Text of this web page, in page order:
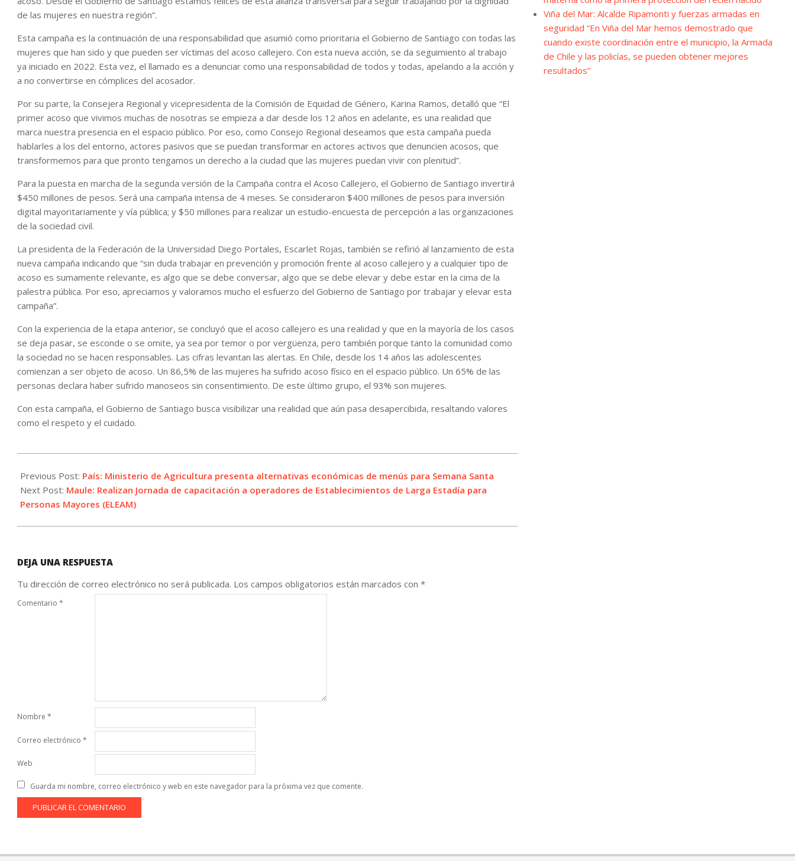
de las mujeres en nuestra región”.
Esta campaña es la continuación de una responsabilidad que asumió como prioritaria el Gobierno de Santiago con todas las
mujeres que han sido y que pueden ser víctimas del acoso callejero. Con esta nueva acción, se da seguimiento al trabajo
ya iniciado en 2022. Esta vez, el llamado es a denunciar como una responsabilidad de todos y todas, apelando a la acción y
a no convertirse en cómplices del acosador.
Por su parte, la Consejera Regional y vicepresidenta de la Comisión de Equidad de Género, Karina Ramos, detalló que “El
primer acoso que vivimos muchas de nosotras se empieza a dar desde los 12 años en adelante, es una realidad que
marca nuestra presencia en el espacio público. Por eso, como Consejo Regional deseamos que esta campaña pueda
hablarles a los del entorno, actores pasivos que se puedan transformar en actores activos que denuncien acosos, que
transformemos para que pronto tengamos un derecho a la ciudad que las mujeres puedan vivir con plenitud”.
Para la puesta en marcha de la segunda versión de la Campaña contra el Acoso Callejero, el Gobierno de Santiago invertirá
$450 millones de pesos. Será una campaña intensa de 4 meses. Se consideraron $400 millones de pesos para inversión
digital mayoritariamente y vía pública; y $50 millones para realizar un estudio-encuesta de percepción a las organizaciones
de la sociedad civil.
La presidenta de la Federación de la Universidad Diego Portales, Escarlet Rojas, también se refirió al lanzamiento de esta
nueva campaña indicando que “sin duda trabajar en prevención y promoción frente al acoso callejero y a cualquier tipo de
acoso es sumamente relevante, es algo que se debe conversar, algo que se debe elevar y debe estar en la cima de la
palestra pública. Por eso, apreciamos y valoramos mucho el esfuerzo del Gobierno de Santiago por trabajar y elevar esta
campaña”.
Con la experiencia de la etapa anterior, se concluyó que el acoso callejero es una realidad y que en la mayoría de los casos
se deja pasar, se esconde o se omite, ya sea por temor o por vergüenza, pero también porque tanto la comunidad como
la sociedad no se hacen responsables. Las cifras levantan las alertas. En Chile, desde los 14 años las adolescentes
comienzan a ser objeto de acoso. Un 86,5% de las mujeres ha sufrido acoso físico en el espacio público. Un 65% de las
personas declara haber sufrido manoseos sin consentimiento. De este último grupo, el 93% son mujeres.
Con esta campaña, el Gobierno de Santiago busca visibilizar una realidad que aún pasa desapercibida, resaltando valores
como el respeto y el cuidado.
03-
25
Previous Post: País: Ministerio de Agricultura presenta alternativas económicas de menús para Semana Santa
Next Post: Maule: Realizan Jornada de capacitación a operadores de Establecimientos de Larga Estadía para
Personas Mayores (ELEAM)
DEJA UNA RESPUESTA
Tu dirección de correo electrónico no será publicada. Los campos obligatorios están marcados con *
Comentario *
Nombre *
Correo electrónico *
Web
Guarda mi nombre, correo electrónico y web en este navegador para la próxima vez que comente.
Viña del Mar: Alcalde Ripamonti y fuerzas armadas en
seguridad “En Viña del Mar hemos demostrado que
cuando existe coordinación entre el municipio, la Armada
de Chile y las policías, se pueden obtener mejores
resultados”